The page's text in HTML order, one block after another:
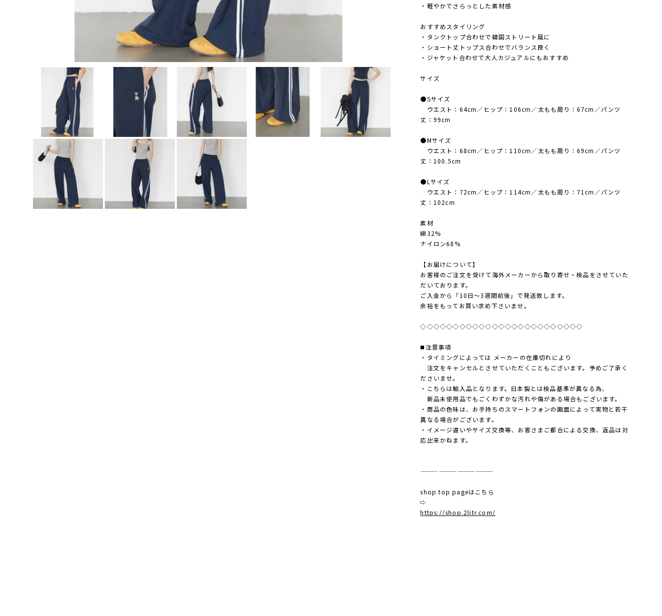
・軽やかでさらっとした素材感
おすすめスタイリング
・タンクトップ合わせで韓国ストリート風に
・ショート丈トップス合わせでバランス良く
・ジャケット合わせで大人カジュアルにもおすすめ
サイズ
●Sサイズ
ウエスト：64cm／ヒップ：106cm／太もも周り：67cm／パンツ
丈：99cm
●Mサイズ
ウエスト：68cm／ヒップ：110cm／太もも周り：69cm／パンツ
丈：100.5cm
●Lサイズ
ウエスト：72cm／ヒップ：114cm／太もも周り：71cm／パンツ
丈：102cm
素材
綿32%
ナイロン68%
【お届けについて】
お客様のご注文を受けて海外メーカーから取り寄せ・検品をさせていた
だいております。
ご入金から「10日～3週間前後」で発送致します。
余裕をもってお買い求め下さいませ。
◇◇◇◇◇◇◇◇◇◇◇◇◇◇◇◇◇◇◇◇◇◇◇◇◇
◼️注意事項
・タイミングによっては メーカーの在庫切れにより
注文をキャンセルとさせていただくこともございます。予めご了承く
ださいませ。
・こちらは輸入品となります。日本製とは検品基準が異なる為、
新品未使用品でもごくわずかな汚れや傷がある場合もございます。
・商品の色味は、お手持ちのスマートフォンの画面によって実物と若干
異なる場合がございます。
・イメージ違いやサイズ交換等、お客さまご都合による交換、返品は対
応出来かねます。
————————————
shop top pageはこちら
⇨
https://shop.2litr.com/